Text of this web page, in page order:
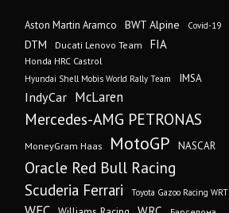
Aston Martin Aramco BWT Alpine Covid-19
DTM Ducati Lenovo Team FIA
Honda HRC Castrol
Hyundai Shell Mobis World Rally Team IMSA
IndyCar McLaren
Mercedes-AMG PETRONAS
MoneyGram Haas MotoGP NASCAR
Oracle Red Bull Racing
Scuderia Ferrari Toyota Gazoo Racing WRT